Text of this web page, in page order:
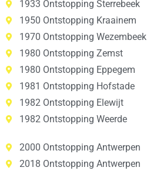
1933 Ontstopping Sterrebeek
1950 Ontstopping Kraainem
1970 Ontstopping Wezembeek
1980 Ontstopping Zemst
1980 Ontstopping Eppegem
1981 Ontstopping Hofstade
1982 Ontstopping Elewijt
1982 Ontstopping Weerde
2000 Ontstopping Antwerpen
2018 Ontstopping Antwerpen